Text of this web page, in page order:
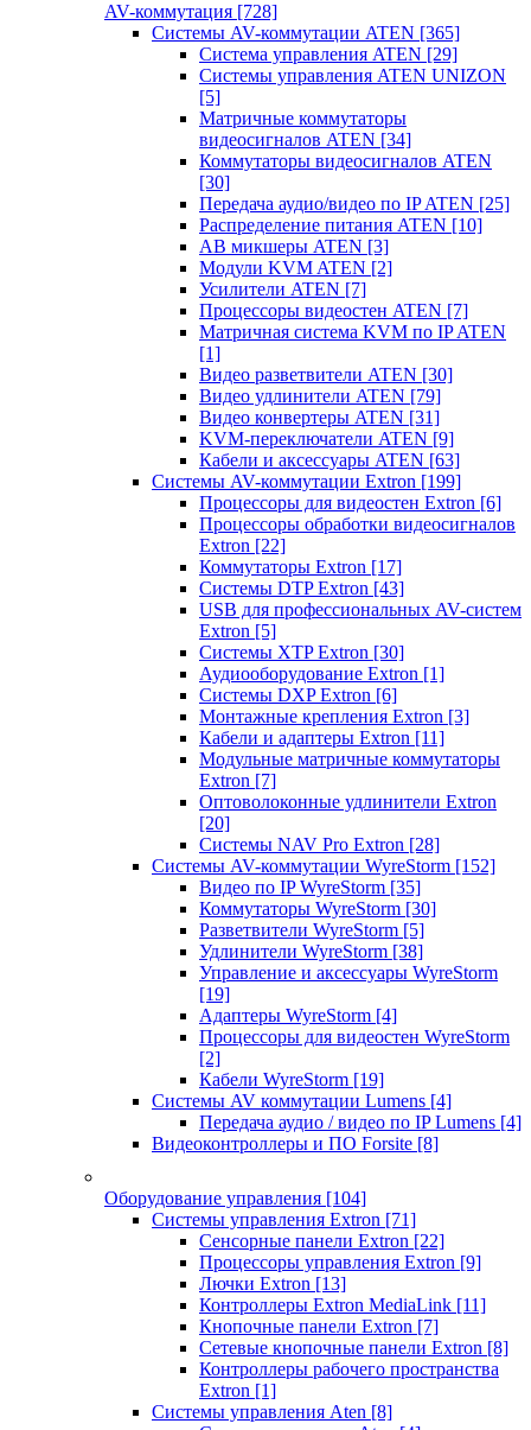
AV-коммутация [728]
Системы AV-коммутации ATEN [365]
Система управления ATEN [29]
Системы управления ATEN UNIZON
[5]
Матричные коммутаторы
видеосигналов ATEN [34]
Коммутаторы видеосигналов ATEN
[30]
Передача аудио/видео по IP ATEN [25]
Распределение питания ATEN [10]
АВ микшеры ATEN [3]
Модули KVM ATEN [2]
Усилители ATEN [7]
Процессоры видеостен ATEN [7]
Матричная система KVM по IP ATEN
[1]
Видео разветвители ATEN [30]
Видео удлинители ATEN [79]
Видео конвертеры ATEN [31]
KVM-переключатели ATEN [9]
Кабели и аксессуары ATEN [63]
Системы AV-коммутации Extron [199]
Процессоры для видеостен Extron [6]
Процессоры обработки видеосигналов
Extron [22]
Коммутаторы Extron [17]
Системы DTP Extron [43]
USB для профессиональных AV-систем
Extron [5]
Системы XTP Extron [30]
Аудиооборудование Extron [1]
Системы DXP Extron [6]
Монтажные крепления Extron [3]
Кабели и адаптеры Extron [11]
Модульные матричные коммутаторы
Extron [7]
Оптоволоконные удлинители Extron
[20]
Системы NAV Pro Extron [28]
Системы AV-коммутации WyreStorm [152]
Видео по IP WyreStorm [35]
Коммутаторы WyreStorm [30]
Разветвители WyreStorm [5]
Удлинители WyreStorm [38]
Управление и аксессуары WyreStorm
[19]
Адаптеры WyreStorm [4]
Процессоры для видеостен WyreStorm
[2]
Кабели WyreStorm [19]
Системы AV коммутации Lumens [4]
Передача аудио / видео по IP Lumens [4]
Видеоконтроллеры и ПО Forsite [8]
Оборудование управления [104]
Системы управления Extron [71]
Сенсорные панели Extron [22]
Процессоры управления Extron [9]
Лючки Extron [13]
Контроллеры Extron MediaLink [11]
Кнопочные панели Extron [7]
Сетевые кнопочные панели Extron [8]
Контроллеры рабочего пространства
Extron [1]
Системы управления Aten [8]